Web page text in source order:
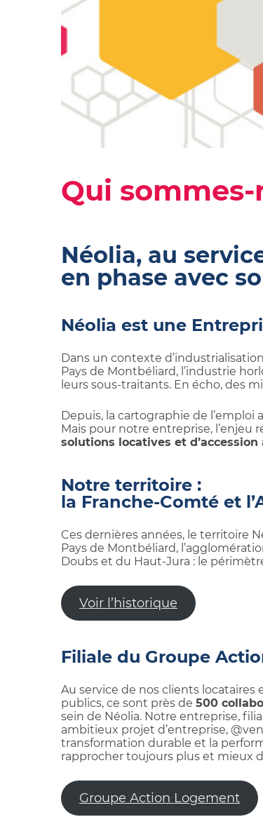
Qui sommes-
Néolia, au
en phase avec
Néolia est une
Dans un contexte
Pays de Montbéliard, l’industrie
leurs sous-traitants. En écho, des
Depuis, la cartographie de
Mais pour notre entreprise, l’enjeu
solutions locatives et
Notre territoire :
la Franche-Comté et
Ces dernières années, le territoire
Pays de Montbéliard,
Doubs et du Haut-Jura : le
Voir l’historique
Filiale du Groupe
Au service de nos clients
publics, ce sont près de 500
sein de Néolia. Notre entreprise,
ambitieux projet d’entreprise,
transformation durable et la
rapprocher toujours plus et mieux
Groupe Action Logement